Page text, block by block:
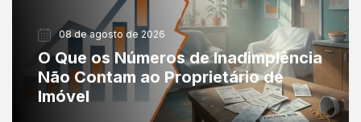
08 de agosto de 2026
O Que os Números de Inadimplência
Não Contam ao Proprietário de
Imóvel